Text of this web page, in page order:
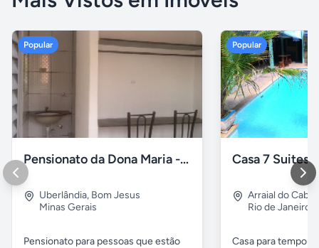
Popular
Pensionato da Dona Maria - Uberlândia/MG
Uberlândia, Bom Jesus
Minas Gerais
Pensionato para pessoas que estão
Popular
Arraial do Cabo
Rio de Janeiro
Casa para